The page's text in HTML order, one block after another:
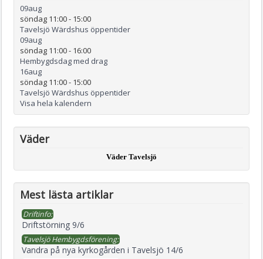
09aug
söndag 11:00- 15:00
Tavelsjö Wärdshus öppentider
09aug
söndag 11:00- 16:00
Hembygdsdag med drag
16aug
söndag 11:00- 15:00
Tavelsjö Wärdshus öppentider
Visa hela kalendern
Väder
Väder Tavelsjö
Mest lästa artiklar
Driftinfo:
Driftstörning 9/6
Tavelsjö Hembygdsförening:
Vandra på nya kyrkogården i Tavelsjö 14/6